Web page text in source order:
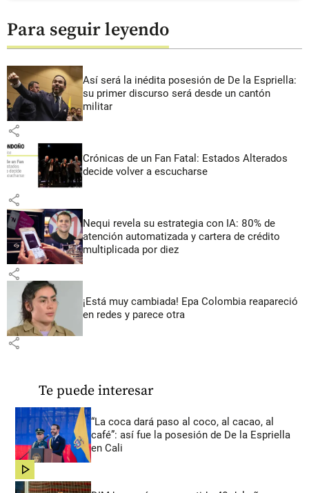
Para seguir leyendo
Así será la inédita posesión de De la Espriella:
su primer discurso será desde un cantón
militar
share
Crónicas de un Fan Fatal: Estados Alterados
decide volver a escucharse
share
Nequi revela su estrategia con IA: 80% de
atención automatizada y cartera de crédito
multiplicada por diez
share
¡Está muy cambiada! Epa Colombia reapareció
en redes y parece otra
share
Te puede interesar
“La coca dará paso al coco, al cacao, al
café”: así fue la posesión de De la Espriella
en Cali
share